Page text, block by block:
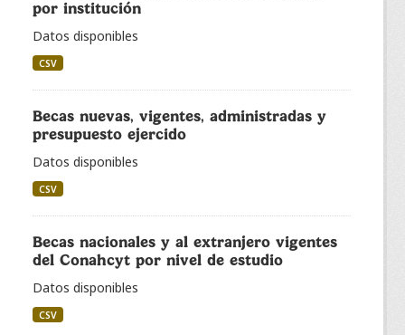
por institución
Datos disponibles
CSV
Becas nuevas, vigentes, administradas y
presupuesto ejercido
Datos disponibles
CSV
Becas nacionales y al extranjero vigentes
del Conahcyt por nivel de estudio
Datos disponibles
CSV